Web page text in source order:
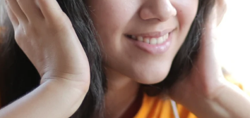
schärfen
Branding stärken
Moderatoren als Testimonials
Social Media Marketing
Events & Promotion
More FAQs
Medialexikon